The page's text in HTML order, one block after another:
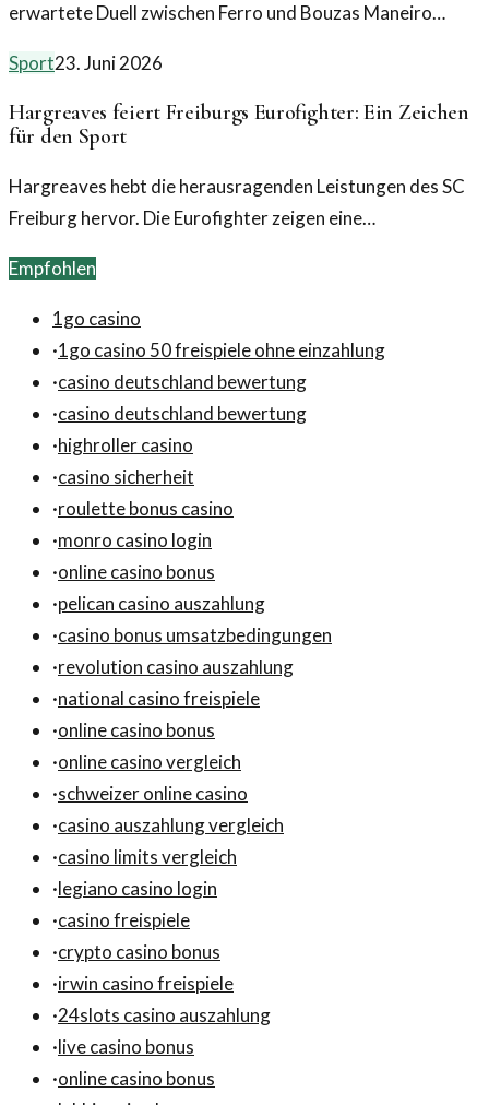
erwartete Duell zwischen Ferro und Bouzas Maneiro
Ticker.
Sport23. Juni 2026
Hargreaves feiert Freiburgs Eurofighter: Ein Zeichen
für den Sport
Hargreaves hebt die herausragenden Leistungen des SC
Freiburg hervor. Die Eurofighter zeigen eine
unerschütterliches Durchhaltevermögen.
Empfohlen
1go casino
·1go casino 50 freispiele ohne einzahlung
·casino deutschland bewertung
·casino deutschland bewertung
·highroller casino
·casino sicherheit
·roulette bonus casino
·monro casino login
·online casino bonus
·pelican casino auszahlung
·casino bonus umsatzbedingungen
·revolution casino auszahlung
·national casino freispiele
·online casino bonus
·online casino vergleich
·schweizer online casino
·casino auszahlung vergleich
·casino limits vergleich
·legiano casino login
·casino freispiele
·crypto casino bonus
·irwin casino freispiele
·24slots casino auszahlung
·live casino bonus
·online casino bonus